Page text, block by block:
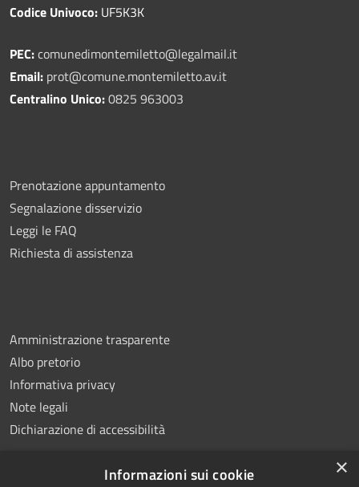
Codice Univoco: UF5K3K
PEC:comunedimontemiletto@legalmail.it
Email: prot@comune.montemiletto.av.it
Centralino Unico:0825 963003
Prenotazione appuntamento
Segnalazione disservizio
Leggi le FAQ
Richiesta di assistenza
Amministrazione trasparente
Albo pretorio
Informativa privacy
Note legali
Dichiarazione di accessibilità
×
Informazioni sui cookie